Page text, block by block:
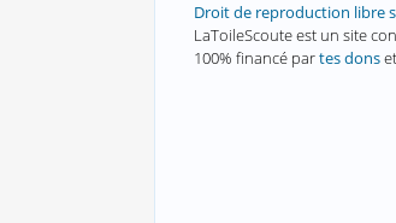
Droit de reproduction libre
LaToileScoute est un site
100% financé partes dons